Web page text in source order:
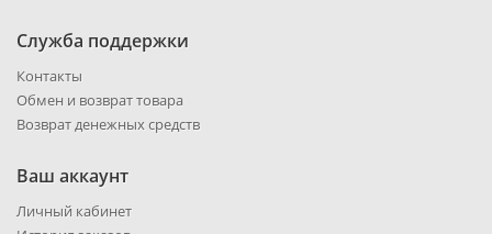
Служба поддержки
Контакты
Обмен и возврат товара
Возврат денежных средств
Ваш аккаунт
Личный кабинет